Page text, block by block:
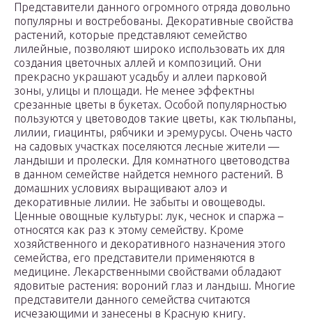
Представители данного огромного отряда довольно
популярны и востребованы. Декоративные свойства
растений, которые представляют семейство
лилейные, позволяют широко использовать их для
создания цветочных аллей и композиций. Они
прекрасно украшают усадьбу и аллеи парковой
зоны, улицы и площади. Не менее эффектны
срезанные цветы в букетах. Особой популярностью
пользуются у цветоводов такие цветы, как тюльпаны,
лилии, гиацинты, рябчики и эремурусы. Очень часто
на садовых участках поселяются лесные жители —
ландыши и пролески. Для комнатного цветоводства
в данном семействе найдется немного растений. В
домашних условиях выращивают алоэ и
декоративные лилии. Не забыты и овощеводы.
Ценные овощные культуры: лук, чеснок и спаржа –
относятся как раз к этому семейству. Кроме
хозяйственного и декоративного назначения этого
семейства, его представители применяются в
медицине. Лекарственными свойствами обладают
ядовитые растения: вороний глаз и ландыш. Многие
представители данного семейства считаются
исчезающими и занесены в Красную книгу.